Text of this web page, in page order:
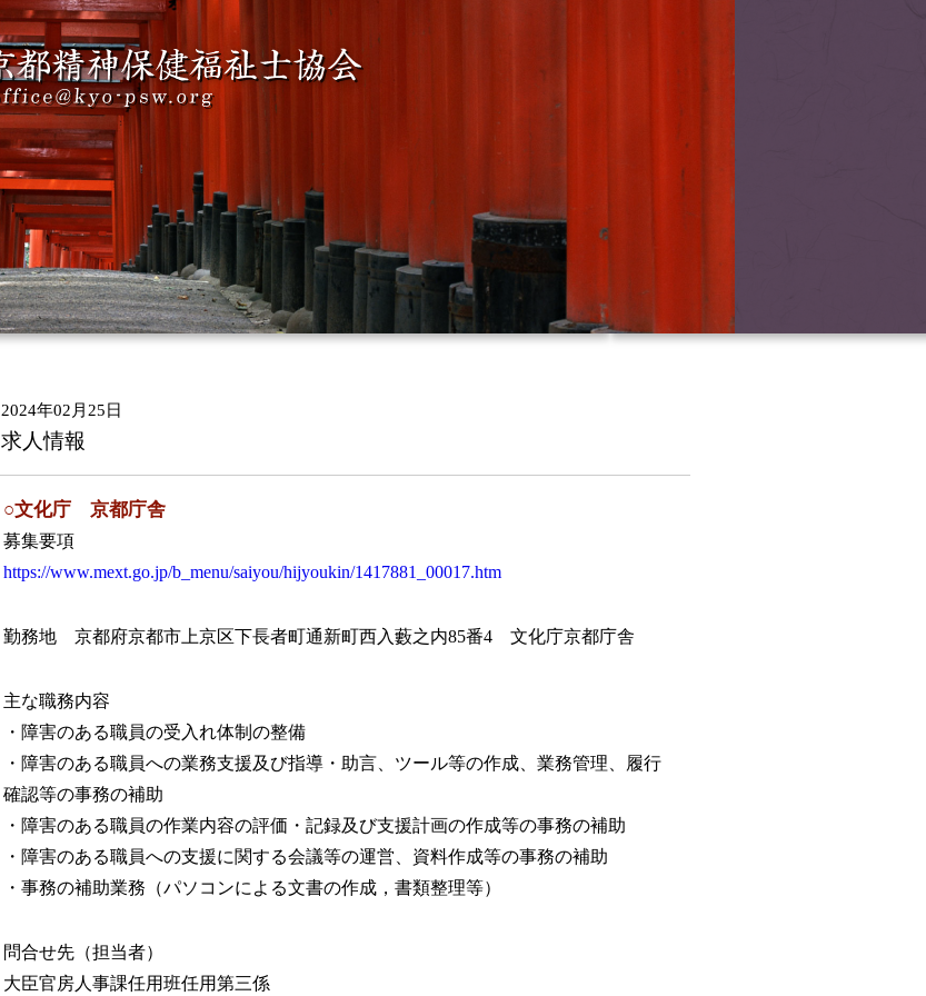
2024年02月25日
求人情報
○文化庁 京都庁舎
募集要項
https://www.mext.go.jp/b_menu/saiyou/hijyoukin/1417881_00017.htm
勤務地 京都府京都市上京区下長者町通新町西入藪之内85番4 文化庁京都庁舎
主な職務内容
・障害のある職員の受入れ体制の整備
・障害のある職員への業務支援及び指導・助言、ツール等の作成、業務管理、履行
確認等の事務の補助
・障害のある職員の作業内容の評価・記録及び支援計画の作成等の事務の補助
・障害のある職員への支援に関する会議等の運営、資料作成等の事務の補助
・事務の補助業務（パソコンによる文書の作成，書類整理等）
問合せ先（担当者）
大臣官房人事課任用班任用第三係